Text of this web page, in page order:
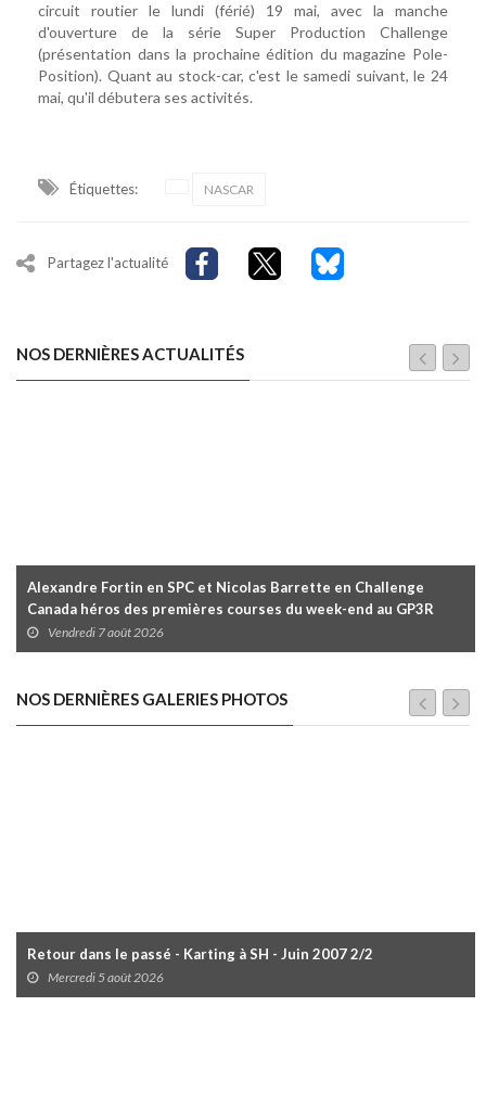
circuit routier le lundi (férié) 19 mai, avec la manche
d'ouverture de la série Super Production Challenge
(présentation dans la prochaine édition du magazine Pole-
Position). Quant au stock-car, c'est le samedi suivant, le 24
mai, qu'il débutera ses activités.
Étiquettes: NASCAR
Partagez l'actualité
NOS DERNIÈRES ACTUALITÉS
Alexandre Fortin en SPC et Nicolas Barrette en Challenge
Canada héros des premières courses du week-end au GP3R
Vendredi 7 août 2026
NOS DERNIÈRES GALERIES PHOTOS
Retour dans le passé - Karting à SH - Juin 2007 2/2
Mercredi 5 août 2026